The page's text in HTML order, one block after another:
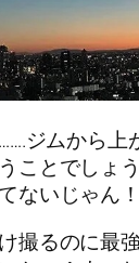
ジムから上
ことでしょ
ないじゃん！
撮るのに最